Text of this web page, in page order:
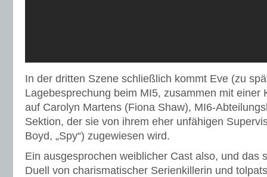
In der dritten Szene schließlich kommt Eve (zu
Lagebesprechung beim MI5, zusammen mit einer
auf Carolyn Martens (Fiona Shaw), MI6-
Sektion, der sie von ihrem eher unfähigen
Boyd, „Spy“) zugewiesen wird.
Ein ausgesprochen weiblicher Cast also, und das
Duell von charismatischer Serienkillerin und